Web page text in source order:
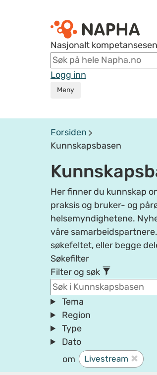
Nasjonalt
Logg inn
Meny
Forsiden
Kunnskapsbasen
Her finner du kunnskap
praksis og bruker- og
helsemyndighetene.
våre
søkefeltet, eller begge
Søkefilter
Filter og søk
Tema
Region
Type
Dato
om
Livestream